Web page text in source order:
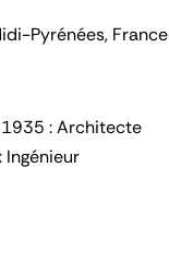
Pyrénées, France
: Architecte
Ingénieur